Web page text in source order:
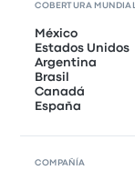
COBERTURA MUNDIAL
México
Estados Unidos
Argentina
Brasil
Canadá
España
COMPAÑÍA